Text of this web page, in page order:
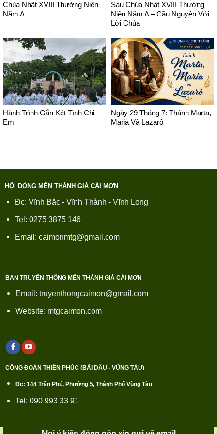
Chúa Nhật XVIII Thường Niên –
Năm A
Sau Chúa Nhật XVIII Thường
Niên Năm A – Cầu Nguyện Với
Lời Chúa
Hành Trình Gắn Kết Tình Chị
Em
Ngày 29 Tháng 7: Thánh Marta,
Maria Và Lazarô
HỘI DÒNG MẾN THÁNH GIÁ CÁI MƠN
Đc: Vĩnh Bắc - Vĩnh Thành - Vĩnh Long
Tel: 0275 3875 146
Email: caimonmtg@gmail.com
BAN TRUYỀN THÔNG MẾN THÁNH GIÁ CÁI MƠN
Email: truyenthongcaimon@gmail.com
Website: mtgcaimon.com
CỘNG ĐOÀN THIÊN PHÚC (BÃI DÂU - VŨNG TÀU)
Đc: 144 Trần Phú, Phường 5, Thành Phố Vũng Tàu
Tel: 090 993 33 91